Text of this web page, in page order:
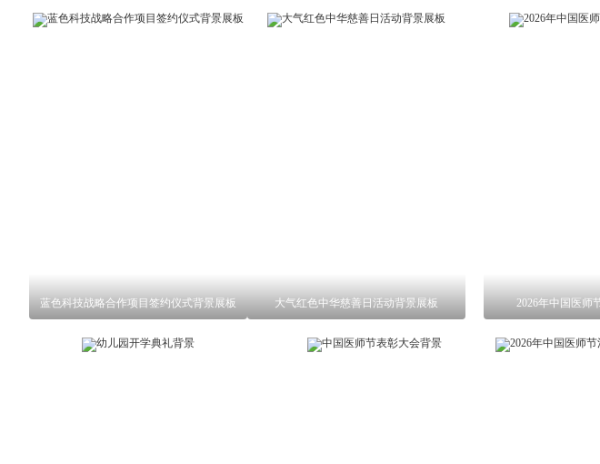
蓝色科技战略合作项目签约仪式背景展板 大气红色中华慈善日活动背景展板 2026年中国医师